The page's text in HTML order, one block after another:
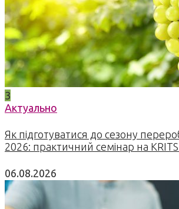
3
Актуально
Як підготуватися до сезону
2026: практичний семінар на
06.08.2026